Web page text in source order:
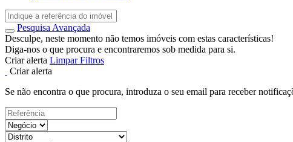
Pesquisa Avançada
Desculpe, neste momento não temos imóveis com estas características!
Diga-nos o que procura e encontraremos sob medida para si.
Criar alerta Limpar Filtros
Criar alerta
Se não encontra o que procura, introduza o seu email para receber